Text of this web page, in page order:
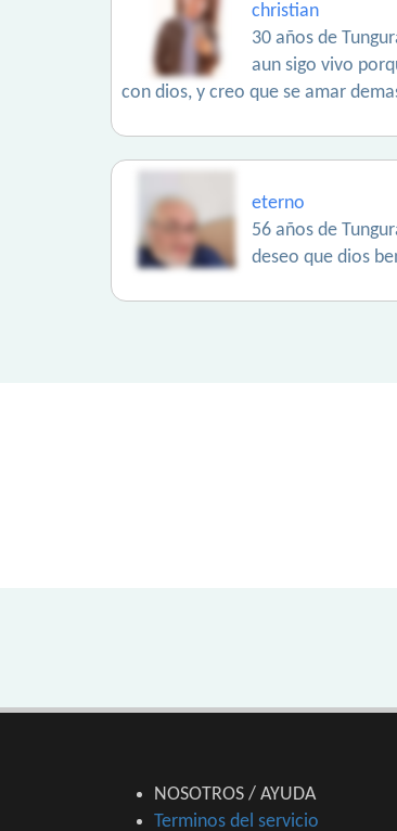
christian
30 años de
aun sigo vivo
con dios, y creo que se amar
eterno
56 años de
deseo que dios
NOSOTROS / AYUDA
Terminos del servicio